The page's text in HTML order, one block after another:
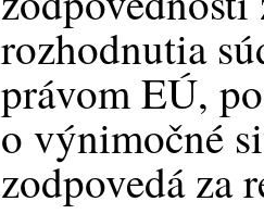
rozhodnutia
právom EÚ,
o výnimočné
zodpovedá za